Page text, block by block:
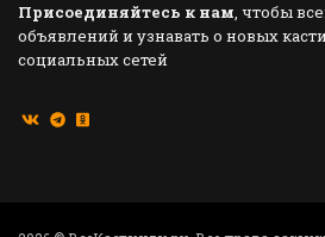
Присоединяйтесь к нам, чтобы
объявлений и узнавать о новых
социальных сетей